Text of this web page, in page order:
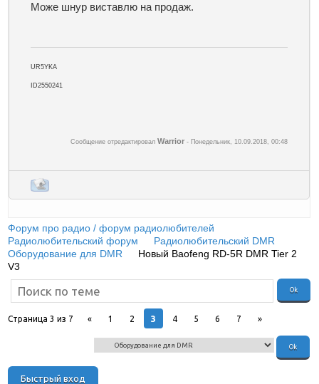
Може шнур виставлю на продаж.
UR5YKA
ID2550241
Сообщение отредактировалWarrior - Понедельник, 10.09.2018, 00:48
Форум про радио / форум радиолюбителей
Радиолюбительский форум
Радиолюбительский DMR
Оборудование для DMR
Новый Baofeng RD-5R DMR Tier 2
V3
Страница3 из 7 « 1 2 3 4 5 6 7 »